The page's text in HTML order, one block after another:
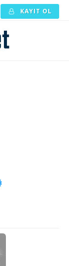
KAYIT OL